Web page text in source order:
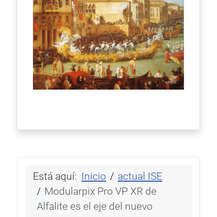
Está aquí: Inicio
actual ISE
Modularpix Pro VP XR de
Alfalite es el eje del nuevo